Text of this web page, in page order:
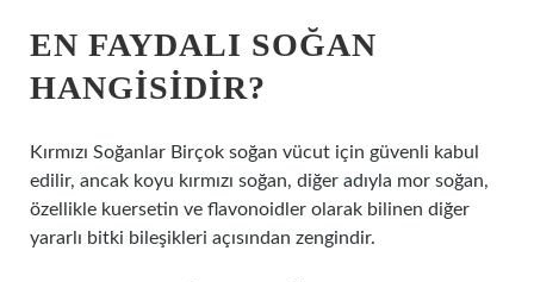
EN FAYDALI SOĞAN
HANGISIDIR?
Kırmızı Soğanlar Birçok soğan vücut için güvenli kabul
edilir, ancak koyu kırmızı soğan, diğer adıyla mor soğan,
özellikle kuersetin ve flavonoidler olarak bilinen diğer
yararlı bitki bileşikleri açısından zengindir.